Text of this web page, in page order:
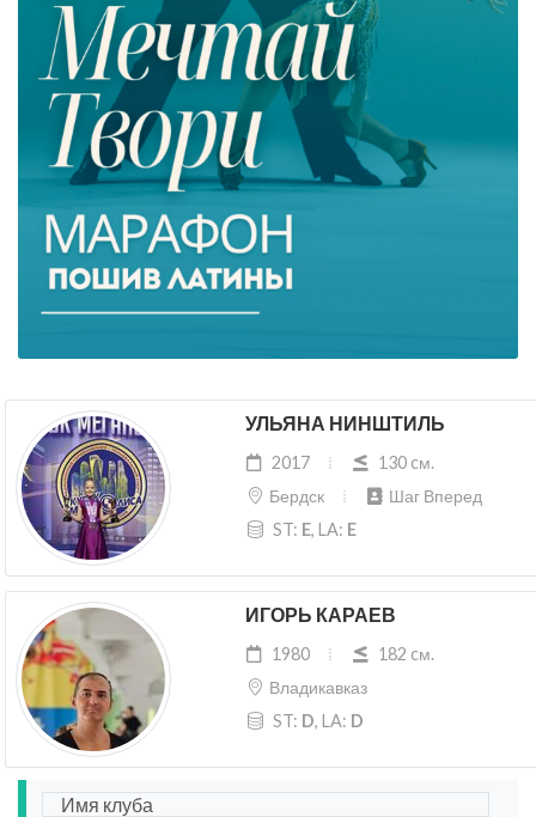
УЛЬЯНА НИНШТИЛЬ
2017
130 cм.
Бердск
Шаг Вперед
ST: E, LA: E
ИГОРЬ КАРАЕВ
1980
182 cм.
Владикавказ
ST: D, LA: D
Имя клуба